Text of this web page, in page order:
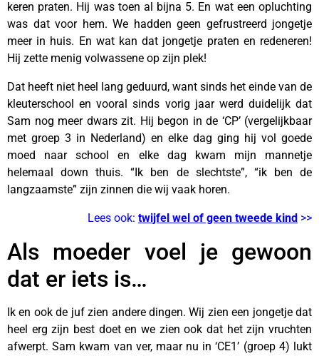
keren praten. Hij was toen al bijna 5. En wat een opluchting
was dat voor hem. We hadden geen gefrustreerd jongetje
meer in huis. En wat kan dat jongetje praten en redeneren!
Hij zette menig volwassene op zijn plek!
Dat heeft niet heel lang geduurd, want sinds het einde van de
kleuterschool en vooral sinds vorig jaar werd duidelijk dat
Sam nog meer dwars zit. Hij begon in de ‘CP’ (vergelijkbaar
met groep 3 in Nederland) en elke dag ging hij vol goede
moed naar school en elke dag kwam mijn mannetje
helemaal down thuis. “Ik ben de slechtste”, “ik ben de
langzaamste” zijn zinnen die wij vaak horen.
Lees ook: twijfel wel of geen tweede kind >>
Als moeder voel je gewoon
dat er iets is…
Ik en ook de juf zien andere dingen. Wij zien een jongetje dat
heel erg zijn best doet en we zien ook dat het zijn vruchten
afwerpt. Sam kwam van ver, maar nu in ‘CE1’ (groep 4) lukt